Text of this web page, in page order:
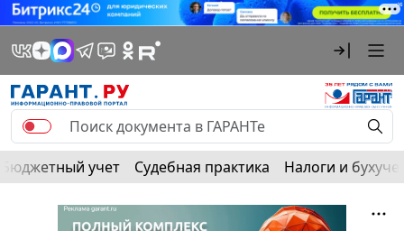
Бюджетный учет Судебная практика Налоги и